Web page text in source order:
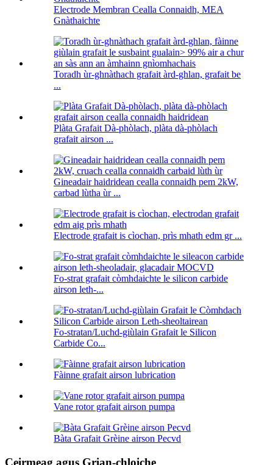
Electrode Membran Cealla Connaidh, MEA
Gnàthaichte
Toradh ùr-ghnàthach grafait àrd-ghlan, grafait be
...
Plàta Grafait Dà-phòlach, plàta dà-phòlach
grafait airson ...
Gineadair haidridean cealla connaidh pem 2kW,
carbad lùtha ùr ...
Electrode grafait is cìochan, prìs mhath edm gr ...
Fo-strat grafait còmhdaichte le silicon carbide
airson leth-...
Fo-stratan/Luchd-giùlain Grafait le Silicon
Carbide Co...
Fàinne grafait airson lubrication
Vane rotor grafait airson pumpa
Bàta Grafait Grèine airson Pecvd
Ceirmeag agus Grian-chloiche